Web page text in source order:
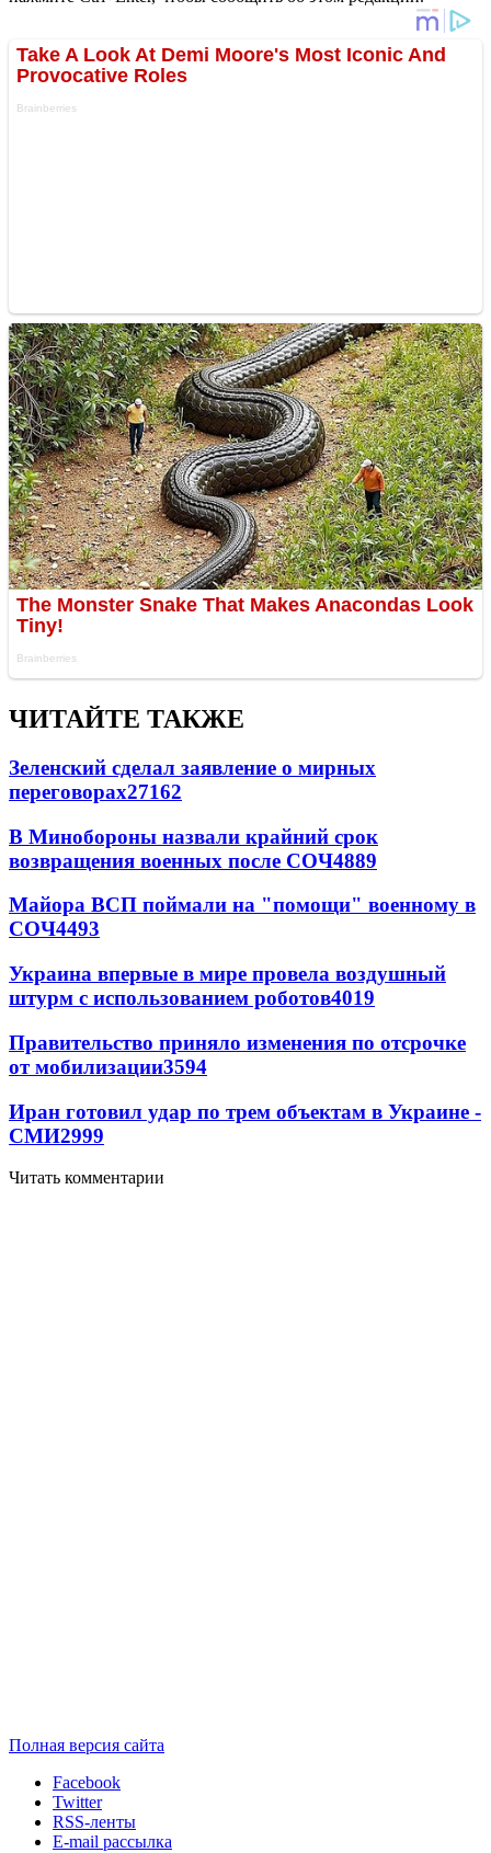
ЧИТАЙТЕ ТАКЖЕ
Зеленский сделал заявление о мирных
переговорах27162
В Минобороны назвали крайний срок
возвращения военных после СОЧ4889
Майора ВСП поймали на "помощи" военному в
СОЧ4493
Украина впервые в мире провела воздушный
штурм с использованием роботов4019
Правительство приняло изменения по отсрочке
от мобилизации3594
Иран готовил удар по трем объектам в Украине -
СМИ2999
Читать комментарии
Полная версия сайта
Facebook
Twitter
RSS-ленты
E-mail рассылка